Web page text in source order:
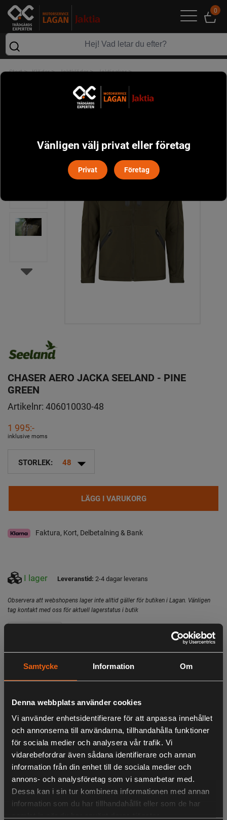
Samtycke Information Om
Denna webbplats använder cookies
Vi använder enhetsidentifierare för att anpassa innehållet
och annonserna till användarna, tillhandahålla funktioner
för sociala medier och analysera vår trafik. Vi
vidarebefordrar även sådana identifierare och annan
information från din enhet till de sociala medier och
annons- och analysföretag som vi samarbetar med.
Dessa kan i sin tur kombinera informationen med annan
information som du har tillhandahållit eller som de har
0
Start> Kläder> Jaktkläder> Jaktjackor>
Nyhet
CHASER AERO JACKA SEELAND - PINE
GREEN
Artikelnr: 406010030-48
1 995:-
inklusive moms
STORLEK: 48 arrow_drop_down
LÄGG I VARUKORG
Faktura, Kort, Delbetalning & Bank
I lager Leveranstid: 2-4 dagar leverans
Observera att webshopens lager inte alltid gäller för butiken i Lagan. Vänligen
tag kontakt med oss för aktuell lagerstatus i butik
taktisk prestanda i en stilren design. Lätt, andningsbar och
tyst - perfekt för avgörande ögonblick. Jackan är tillverkad i
diamantmönster - idealisk för smygjakt och jakt i torrt till
blandat väder.
· Ventilation under armarna
· Två sidoradiofickor
Vänligen välj privat eller företag
Privat Företag